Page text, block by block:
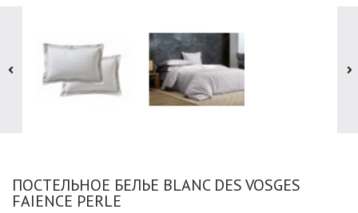
ПОСТЕЛЬНОЕ БЕЛЬЕ BLANC DES VOSGES
FAIENCE PERLE